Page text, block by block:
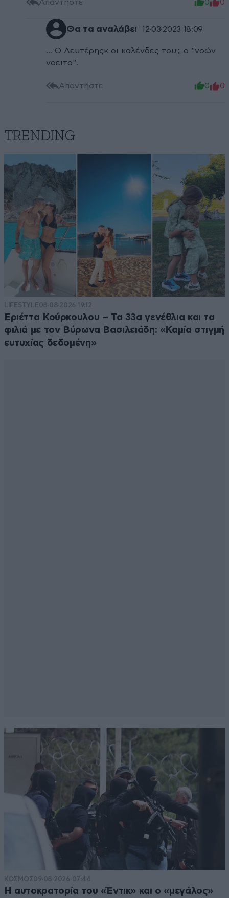
Απαντήστε 0 0
Θα τα αναλάβει 12·03·2023 18:09
... Ο Λευτέρηςκ οι καλένδες του;;; ο "νοών
νοειτο".
Απαντήστε 0 0
TRENDING
LIFESTYLE08·08·2026 19:12
Εριέττα Κούρκουλου – Τα 33α γενέθλια και τα
φιλιά με τον Βύρωνα Βασιλειάδη: «Καμία στιγμή
ευτυχίας δεδομένη»
ΚΟΣΜΟΣ09·08·2026 07:44
Η αυτοκρατορία του «Έντικ» και ο «μεγάλος»